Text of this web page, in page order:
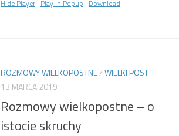
Hide Player | Play in Popup | Download
ROZMOWY WIELKOPOSTNE/WIELKI POST
13 MARCA 2019
Rozmowy wielkopostne – o
istocie skruchy